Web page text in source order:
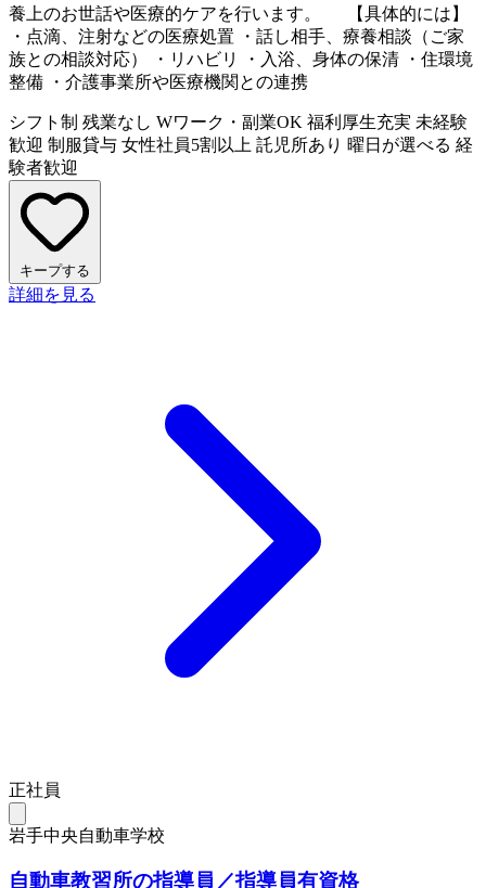
養上のお世話や医療的ケアを行います。 【具体的には】
・点滴、注射などの医療処置 ・話し相手、療養相談（ご家
族との相談対応） ・リハビリ ・入浴、身体の保清 ・住環境
整備 ・介護事業所や医療機関との連携
シフト制 残業なし Wワーク・副業OK 福利厚生充実 未経験
歓迎 制服貸与 女性社員5割以上 託児所あり 曜日が選べる 経
験者歓迎
キープする
詳細を見る
正社員
岩手中央自動車学校
自動車教習所の指導員／指導員有資格